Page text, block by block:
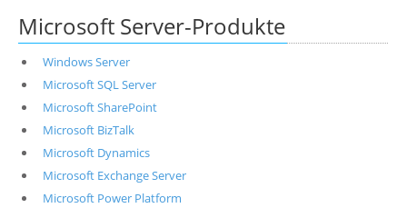
Microsoft Server-Produkte
Windows Server
Microsoft SQL Server
Microsoft SharePoint
Microsoft BizTalk
Microsoft Dynamics
Microsoft Exchange Server
Microsoft Power Platform